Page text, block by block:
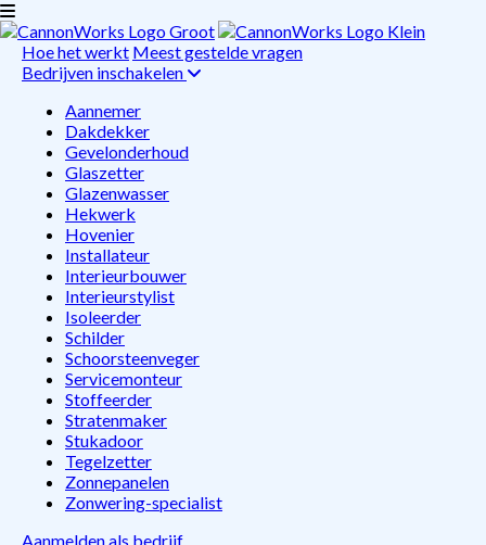
Hoe het werkt Meest gestelde vragen
Bedrijven inschakelen
Aannemer
Dakdekker
Gevelonderhoud
Glaszetter
Glazenwasser
Hekwerk
Hovenier
Installateur
Interieurbouwer
Interieurstylist
Isoleerder
Schilder
Schoorsteenveger
Servicemonteur
Stoffeerder
Stratenmaker
Stukadoor
Tegelzetter
Zonnepanelen
Zonwering-specialist
Aanmelden als bedrijf